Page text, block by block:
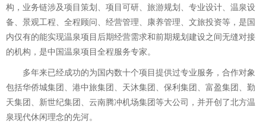
构，业务链涉及项目策划、项目可研、旅游规划、专业设计、温泉设
备、景观工程、全程顾问、经营管理、康养管理、文旅投资等，是国
内仅有的能实现温泉项目后期经营需求和前期规划建设之间无缝对接
的机构，是中国温泉项目全程服务专家。
多年来已经成功的为国内数十个项目提供过专业服务，合作对象
包括华侨城集团、港中旅集团、天沐集团、保利集团、富盈集团、勤
天集团、新世纪集团、云南腾冲机场集团等大公司，并开创了北方温
泉现代休闲理念的先河。